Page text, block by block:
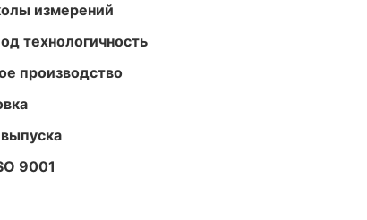
измерений
технологичность
производство
9001